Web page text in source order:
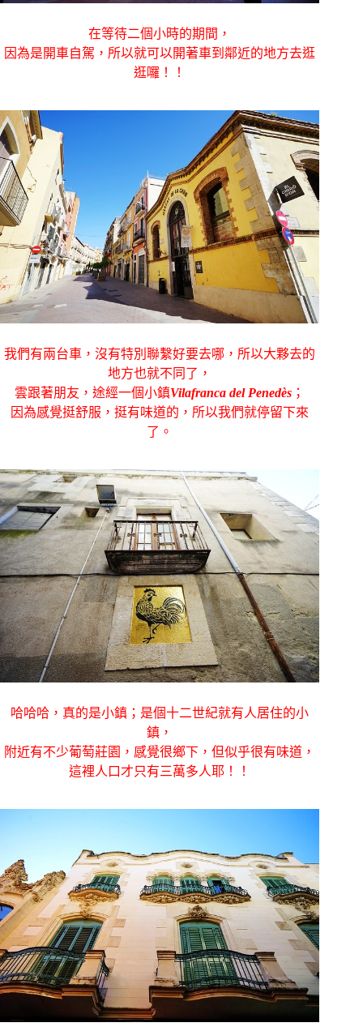
在等待二個小時的期間，
因為是開車自駕，所以就可以開著車到鄰近的地方去逛
逛囉！！
我們有兩台車，沒有特別聯繫好要去哪，所以大夥去的
地方也就不同了，
雲跟著朋友，途經一個小鎮Vilafranca del Penedès ；
因為感覺挺舒服，挺有味道的，所以我們就停留下來
了。
哈哈哈，真的是小鎮；是個十二世紀就有人居住的小
鎮，
附近有不少葡萄莊園，感覺很鄉下，但似乎很有味道，
這裡人口才只有三萬多人耶！！